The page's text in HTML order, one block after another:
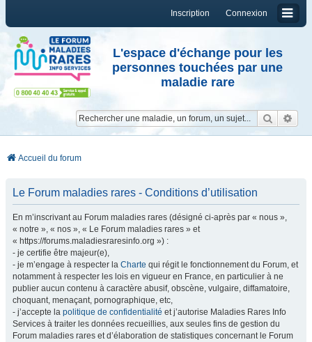
Connexion
Inscription
L'espace d'échange pour les
personnes touchées par une
maladie rare
Accueil du forum
Le Forum maladies rares - Conditions d’utilisation
En m’inscrivant au Forum maladies rares (désigné ci-après par « nous »,
« notre », « nos », « Le Forum maladies rares » et
« https://forums.maladiesraresinfo.org ») :
- je certifie être majeur(e),
- je m’engage à respecter la Charte qui régit le fonctionnement du Forum, et
notamment à respecter les lois en vigueur en France, en particulier à ne
publier aucun contenu à caractère abusif, obscène, vulgaire, diffamatoire,
choquant, menaçant, pornographique, etc,
- j’accepte la politique de confidentialité et j’autorise Maladies Rares Info
Services à traiter les données recueillies, aux seules fins de gestion du
Forum maladies rares et d’élaboration de statistiques concernant le Forum